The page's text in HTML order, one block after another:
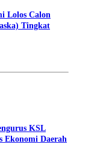
Lolos Calon
Tingkat
KSL
Ekonomi Daerah